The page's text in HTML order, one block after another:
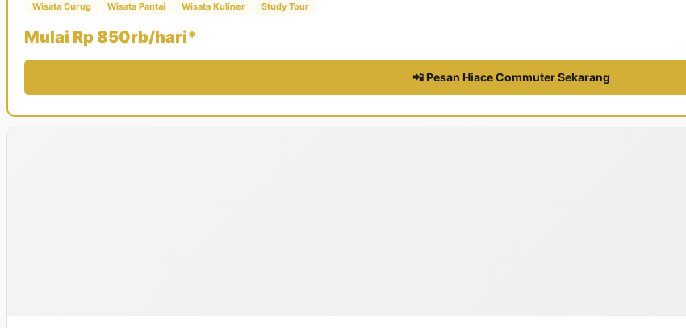
Wisata Curug Wisata Pantai Wisata Kuliner Study Tour
Mulai Rp 850rb/hari*
📲 Pesan Hiace Commuter Sekarang